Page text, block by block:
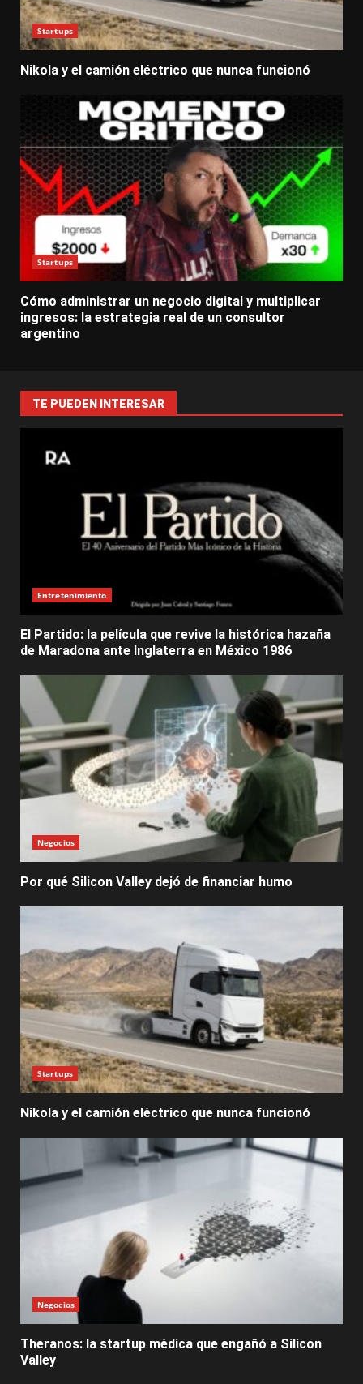
Startups
Nikola y el camión eléctrico que nunca funcionó
Startups
Cómo administrar un negocio digital y multiplicar
ingresos: la estrategia real de un consultor
argentino
TE PUEDEN INTERESAR
Entretenimiento
El Partido: la película que revive la histórica hazaña
de Maradona ante Inglaterra en México 1986
Negocios
Por qué Silicon Valley dejó de financiar humo
Startups
Nikola y el camión eléctrico que nunca funcionó
Negocios
Theranos: la startup médica que engañó a Silicon
Valley